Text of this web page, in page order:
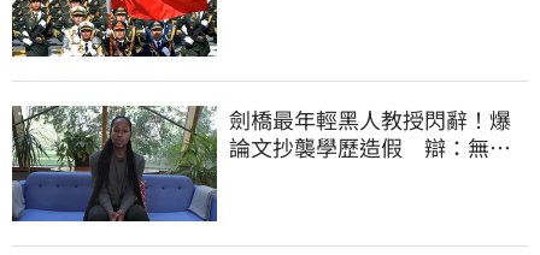
劍橋最年輕黑人教授閃辭！爆
論文抄襲學歷造假 辯：無法